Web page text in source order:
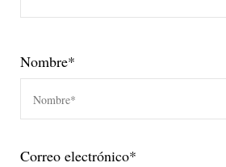
Nombre*
Correo electrónico*